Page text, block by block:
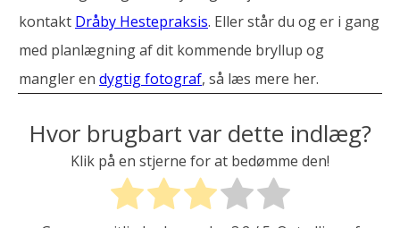
kontakt Dråby Hestepraksis. Eller står du og er i gang
med planlægning af dit kommende bryllup og
mangler en dygtig fotograf, så læs mere her.
Hvor brugbart var dette indlæg?
Klik på en stjerne for at bedømme den!